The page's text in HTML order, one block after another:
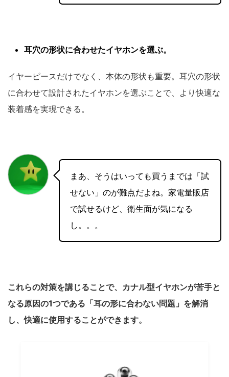
耳穴の形状に合わせたイヤホンを選ぶ。
イヤーピースだけでなく、本体の形状も重要。耳穴の形状
に合わせて設計されたイヤホンを選ぶことで、より快適な
装着感を実現できる。
まあ、そうはいっても買うまでは「試
せない」のが難点だよね。家電量販店
で試せるけど、衛生面が気になる
し。。。
これらの対策を講じることで、カナル型イヤホンが苦手と
なる原因の1つである「耳の形に合わない問題」を解消
し、快適に使用することができます。